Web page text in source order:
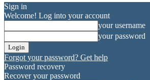
Sign in
Welcome! Log into your account
your username
your password
Forgot your password? Get help
Password recovery
Recover your password